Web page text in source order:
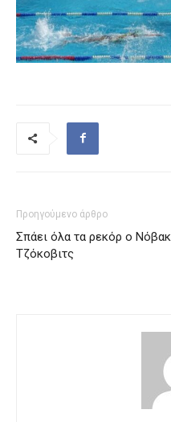
Προηγούμενο άρθρο
Σπάει όλα τα ρεκόρ ο Νόβακ
Τζόκοβιτς